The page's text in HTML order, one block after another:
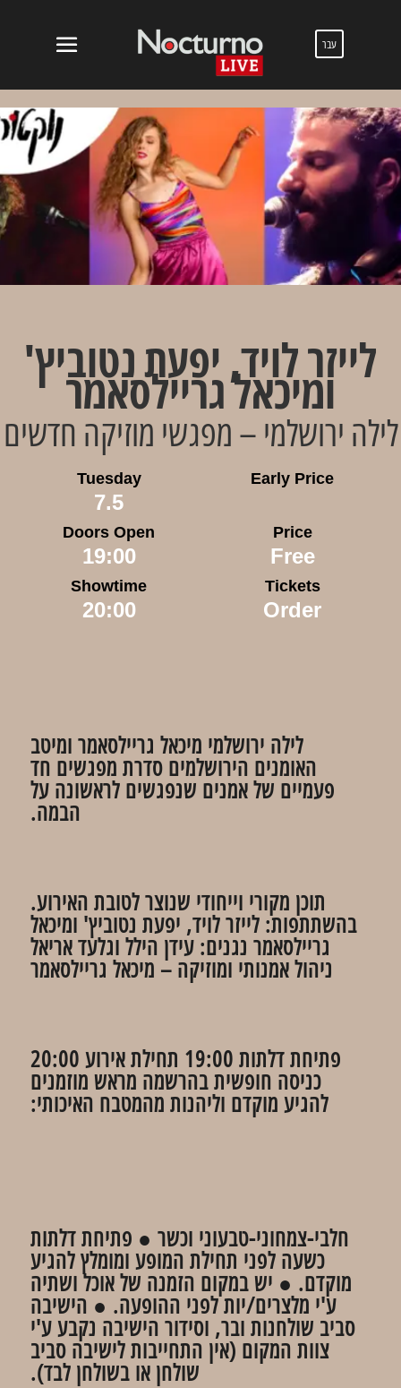
עבר
לייזר לויד, יפעת נטוביץ'
ומיכאל גריילסאמר
לילה ירושלמי – מפגשי מוזיקה חדשים
Tuesday
7.5
Early Price
Doors Open
19:00
Price
Free
Showtime
20:00
Tickets
Order
לילה ירושלמי מיכאל גריילסאמר ומיטב
האומנים הירושלמים סדרת מפגשים חד
פעמיים של אמנים שנפגשים לראשונה על
הבמה.
תוכן מקורי וייחודי שנוצר לטובת האירוע.
בהשתתפות: לייזר לויד, יפעת נטוביץ' ומיכאל
גריילסאמר נגנים: עידן הילל וגלעד אריאל
ניהול אמנותי ומוזיקה – מיכאל גריילסאמר
פתיחת דלתות 19:00 תחילת אירוע 20:00
כניסה חופשית בהרשמה מראש מוזמנים
להגיע מוקדם וליהנות מהמטבח האיכותי:
חלבי-צמחוני-טבעוני וכשר​ ● פתיחת דלתות
כשעה לפני תחילת המופע ומומלץ להגיע
מוקדם. ● יש במקום הזמנה של אוכל ושתיה
ע'י מלצרים/יות לפני ההופעה. ● הישיבה
סביב שולחנות ובר, וסידור הישיבה נקבע ע'י
צוות המקום (אין התחייבות לישיבה סביב
שולחן או בשולחן לבד).